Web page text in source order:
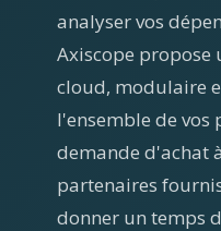
analyser vos
Axiscope propose
cloud, modulaire
l'ensemble de vos
demande d'achat
partenaires
donner un temps